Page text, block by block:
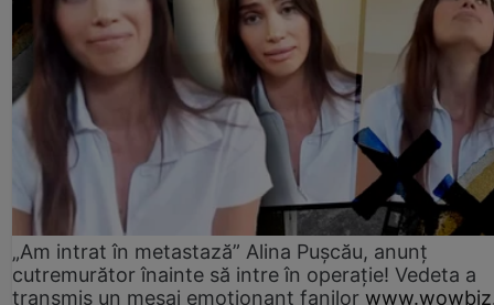
„Am intrat în metastază” Alina Pușcău, anunț
cutremurător înainte să intre în operație! Vedeta a
transmis un mesaj emoționant fanilor